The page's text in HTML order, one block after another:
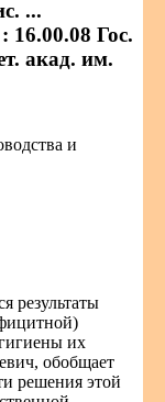
...
16.00.08 Гос.
акад. им.
и
результаты
их
обобщает
решения этой